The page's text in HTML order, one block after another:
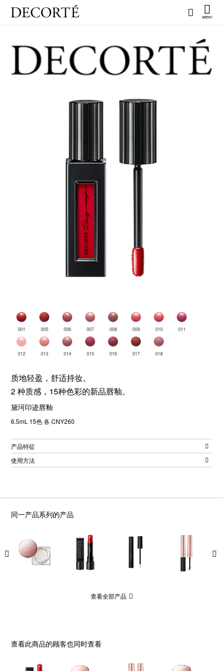
001 005 006 007 008 009 010 011
012 013 014 015 016 017 018
质地轻盈，舒适持妆。
2 种质感，15种色彩的新品唇釉。
黛珂印迹唇釉
6.5mL 15色 各 CNY260
产品特征
使用方法
同一产品系列的产品
查看全部产品
查看此商品的顾客也同时查看